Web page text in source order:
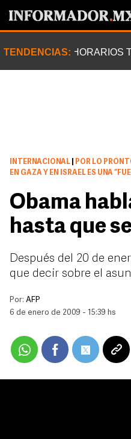
TENDENCIAS: HORARIOS
INTERNACIONAL
POR LO
EN GAZA Y EN ISRAEL ES UNA
Obama
hasta que
Después del 20 de
que decir sobre el
Por: AFP
6 de enero de 2009 - 15:39 hs